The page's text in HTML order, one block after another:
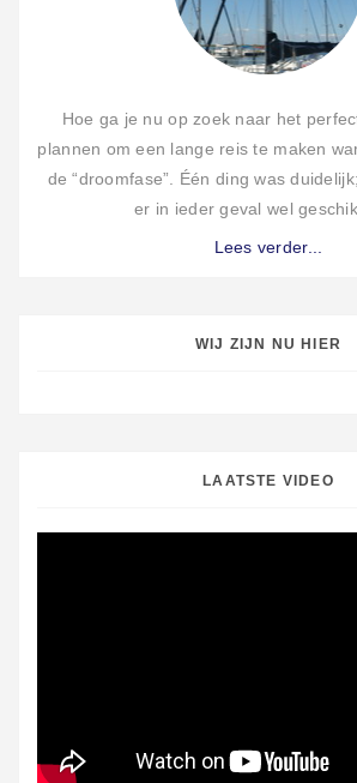
Hoe ga je nu op zoek naar het
plannen om een lange reis te maken
de “droomfase”. Één ding was
er in ieder geval wel
Lees verder...
WIJ ZIJN NU HIER
LAATSTE VIDEO